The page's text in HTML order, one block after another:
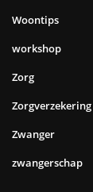
Woontips
workshop
Zorg
Zorgverzekering
Zwanger
zwangerschap